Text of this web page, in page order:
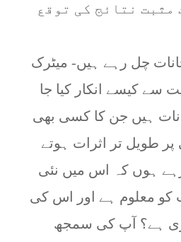
مثبت نتائج کی توقع
چل رہے ہیں- میٹرک
سے کیسے انکار کیا جا
ہیں جن کا کسی بھی
طویل تر اثرات ہوتے
ہوں کہ اس میں نئی
کو معلوم ہے اور اس کی
ہے؟ آپ کی سمجھ